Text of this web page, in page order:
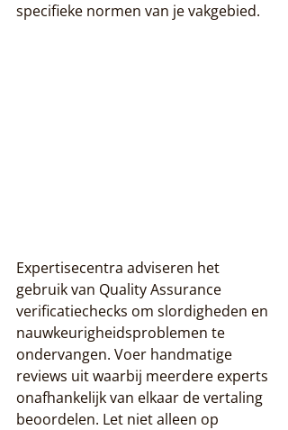
specifieke normen van je vakgebied.
Expertisecentra adviseren het
gebruik van Quality Assurance
verificatiechecks om slordigheden en
nauwkeurigheidsproblemen te
ondervangen. Voer handmatige
reviews uit waarbij meerdere experts
onafhankelijk van elkaar de vertaling
beoordelen. Let niet alleen op